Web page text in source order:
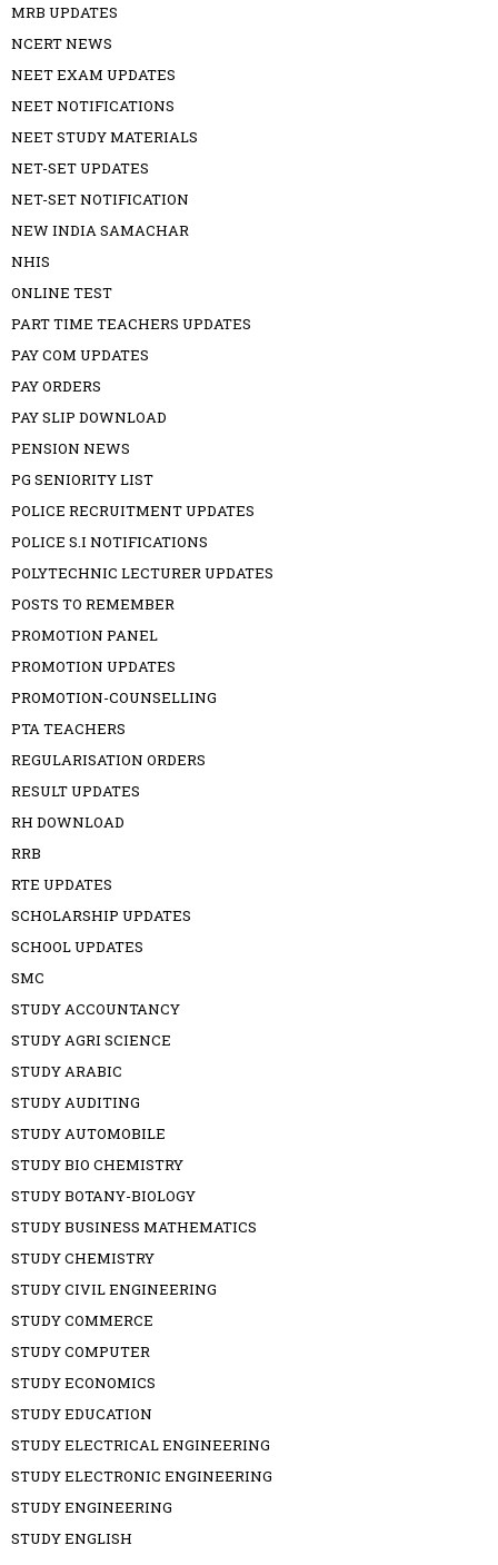
MRB UPDATES
NCERT NEWS
NEET EXAM UPDATES
NEET NOTIFICATIONS
NEET STUDY MATERIALS
NET-SET UPDATES
NET-SET NOTIFICATION
NEW INDIA SAMACHAR
NHIS
ONLINE TEST
PART TIME TEACHERS UPDATES
PAY COM UPDATES
PAY ORDERS
PAY SLIP DOWNLOAD
PENSION NEWS
PG SENIORITY LIST
POLICE RECRUITMENT UPDATES
POLICE S.I NOTIFICATIONS
POLYTECHNIC LECTURER UPDATES
POSTS TO REMEMBER
PROMOTION PANEL
PROMOTION UPDATES
PROMOTION-COUNSELLING
PTA TEACHERS
REGULARISATION ORDERS
RESULT UPDATES
RH DOWNLOAD
RRB
RTE UPDATES
SCHOLARSHIP UPDATES
SCHOOL UPDATES
SMC
STUDY ACCOUNTANCY
STUDY AGRI SCIENCE
STUDY ARABIC
STUDY AUDITING
STUDY AUTOMOBILE
STUDY BIO CHEMISTRY
STUDY BOTANY-BIOLOGY
STUDY BUSINESS MATHEMATICS
STUDY CHEMISTRY
STUDY CIVIL ENGINEERING
STUDY COMMERCE
STUDY COMPUTER
STUDY ECONOMICS
STUDY EDUCATION
STUDY ELECTRICAL ENGINEERING
STUDY ELECTRONIC ENGINEERING
STUDY ENGINEERING
STUDY ENGLISH